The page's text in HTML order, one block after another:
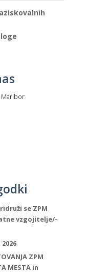
se ZPM
vzgojitelje/-
2026
ZPM
MESTA in